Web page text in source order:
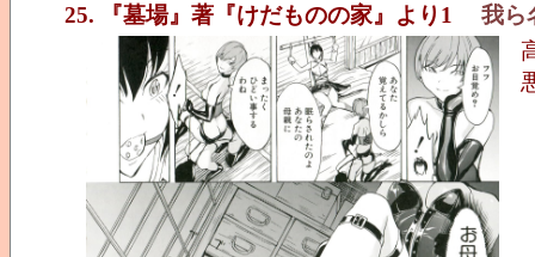
25. 『墓場』著『けだものの家』より1
我ら